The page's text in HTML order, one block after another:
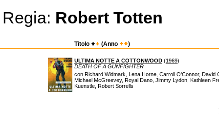
Regia: Robert Totten
Titolo (Anno )
ULTIMA NOTTE A COTTONWOOD (1969)
DEATH OF A GUNFIGHTER
con Richard Widmark, Lena Horne, Carroll O'Connor,
Michael McGreevey, Royal Dano, Jimmy Lydon, Kathleen
Kuenstle, Robert Sorrells